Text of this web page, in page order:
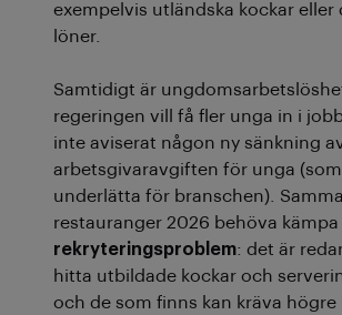
exempelvis utländska kockar eller
löner.
Samtidigt är
regeringen vill få fler unga in i
inte aviserat någon ny sänkning
arbetsgivaravgiften för unga
underlätta för branschen).
restauranger 2026 behöva kämpa
rekryteringsproblem: det är
hitta utbildade kockar och
och de som finns kan kräva